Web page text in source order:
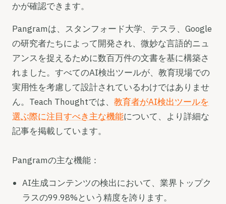
かが確認できます。
Pangramは、スタンフォード大学、テスラ、Google
の研究者たちによって開発され、微妙な言語的ニュ
アンスを捉えるために数百万件の文書を基に構築さ
れました。すべてのAI検出ツールが、教育現場での
実用性を考慮して設計されているわけではありませ
ん。Teach Thoughtでは、 教育者がAI検出ツールを
選ぶ際に注目すべき主な機能について、より詳細な
記事を掲載しています。
Pangramの主な機能：
AI生成コンテンツの検出において、業界トップク
ラスの99.98%という精度を誇ります。